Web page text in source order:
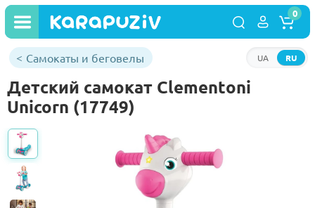
RU
UA
0
Самокаты и беговелы
Детский самокат Clementoni
Unicorn (17749)